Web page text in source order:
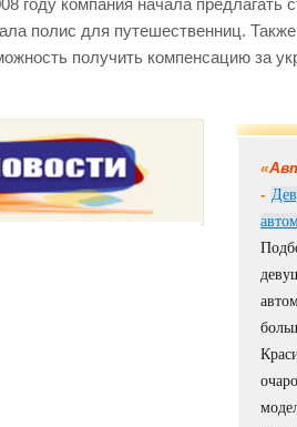
году компания начала предлагать
полис для путешественниц. Также
получить компенсацию за
«
-